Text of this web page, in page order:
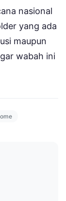
nasional
yang ada
maupun
wabah ini